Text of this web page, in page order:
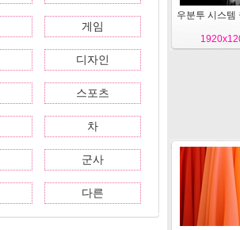
게임
디자인
스포츠
차
군사
다른
우분투 시스템